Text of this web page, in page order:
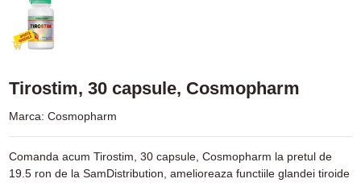
Tirostim, 30 capsule, Cosmopharm
Marca: Cosmopharm
Comanda acum Tirostim, 30 capsule, Cosmopharm la pretul de
19.5 ron de la SamDistribution, amelioreaza functiile glandei tiroide